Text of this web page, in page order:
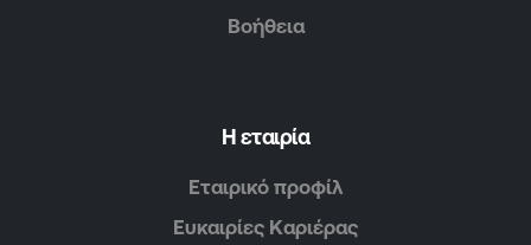
Βοήθεια
Η εταιρία
Εταιρικό προφίλ
Ευκαιρίες Καριέρας